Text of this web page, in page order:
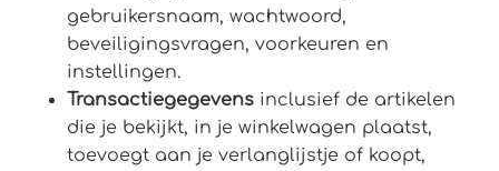
gebruikersnaam, wachtwoord,
beveiligingsvragen, voorkeuren en
instellingen.
Transactiegegevens inclusief de artikelen
die je bekijkt, in je winkelwagen plaatst,
toevoegt aan je verlanglijstje of koopt,